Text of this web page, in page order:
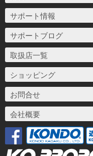
サポート情報
サポートブログ
取扱店一覧
ショッピング
お問合せ
会社概要